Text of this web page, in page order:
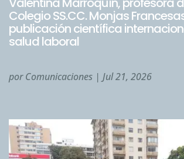
Colegio SS.CC. Monjas
publicación científica
salud laboral
porComunicaciones | Jul 21, 2026